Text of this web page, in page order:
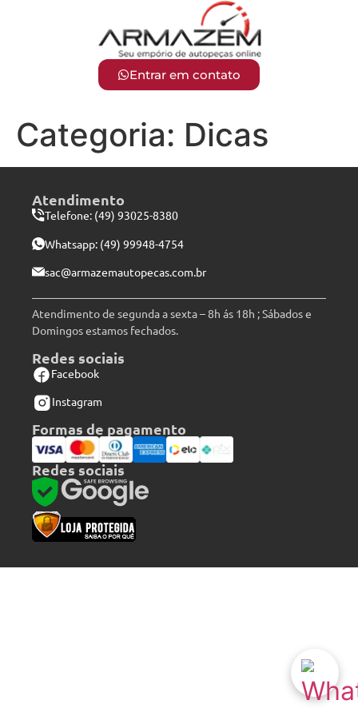
Entrar em contato
Categoria: Dicas
Atendimento
Telefone: (49) 93025-8380
Whatsapp: (49) 99948-4754
sac@armazemautopecas.com.br
Atendimento de segunda a sexta – 8h ás 18h ; Sábados e
Domingos estamos fechados.
Redes sociais
Facebook
Instagram
Formas de pagamento
Redes sociais